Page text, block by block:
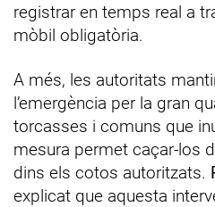
registrar en temps real a
mòbil obligatòria.
A més, les autoritats
l’emergència per la gran
torcasses i comuns que
mesura permet caçar-los
dins els cotos autoritzats.
explicat que aquesta